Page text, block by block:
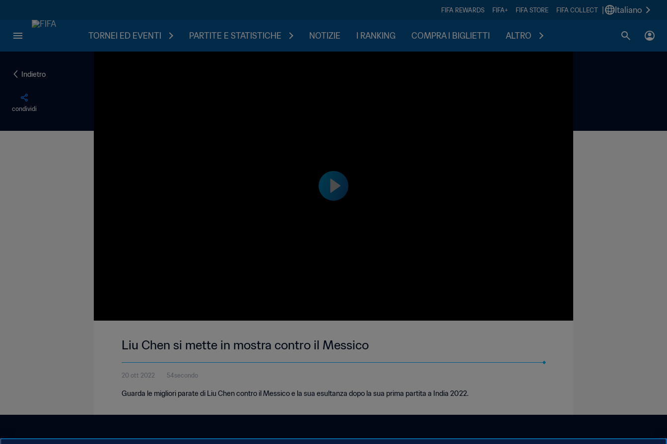
FIFA REWARDS FIFA+ FIFA STORE FIFA COLLECT Italiano
TORNEI ED EVENTI PARTITE E STATISTICHE NOTIZIE I RANKING COMPRA I BIGLIETTI ALTRO
Indietro
condividi
Liu Chen si mette in mostra contro il Messico
20 ott 2022 54secondo
Guarda le migliori parate di Liu Chen contro il Messico e la sua esultanza dopo la sua prima partita a India 2022.